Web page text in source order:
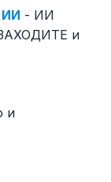
ИИ - ИИ
ЗАХОДИТЕ и
и